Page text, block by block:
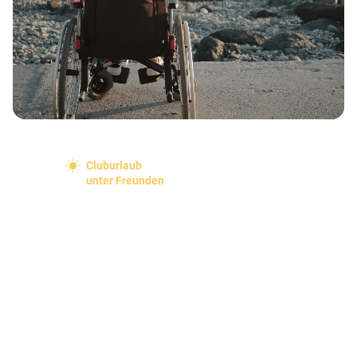
Cluburlaub
unter Freunden